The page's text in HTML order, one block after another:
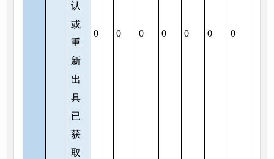
认
或
重
新
出
具
已
获
取
0 0 0 0 0 0 0